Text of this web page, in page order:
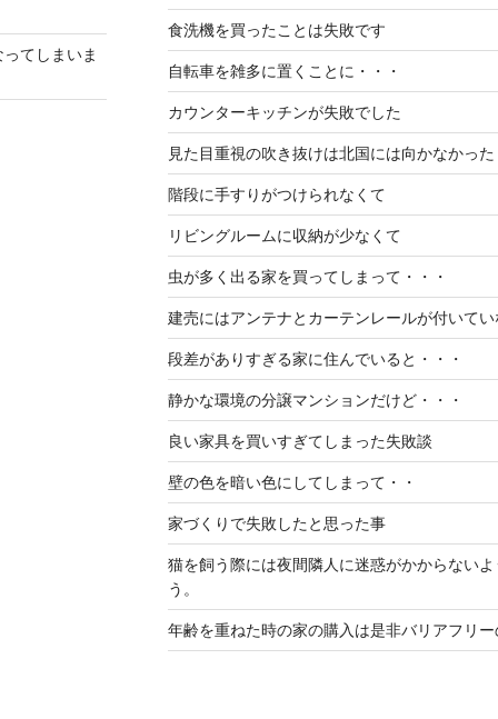
てしまいま
食洗機を買ったことは失敗です
自転車を雑多に置くことに・・・
カウンターキッチンが失敗でした
見た目重視の吹き抜けは北国には向かなかった
階段に手すりがつけられなくて
リビングルームに収納が少なくて
虫が多く出る家を買ってしまって・・・
建売にはアンテナとカーテンレールが付いて
段差がありすぎる家に住んでいると・・・
静かな環境の分譲マンションだけど・・・
良い家具を買いすぎてしまった失敗談
壁の色を暗い色にしてしまって・・
家づくりで失敗したと思った事
猫を飼う際には夜間隣人に迷惑がかからない
う。
年齢を重ねた時の家の購入は是非バリアフリ